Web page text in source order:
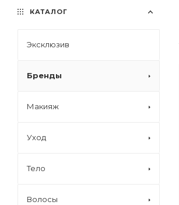
КАТАЛОГ
Эксклюзив
Бренды
Макияж
Уход
Тело
Волосы